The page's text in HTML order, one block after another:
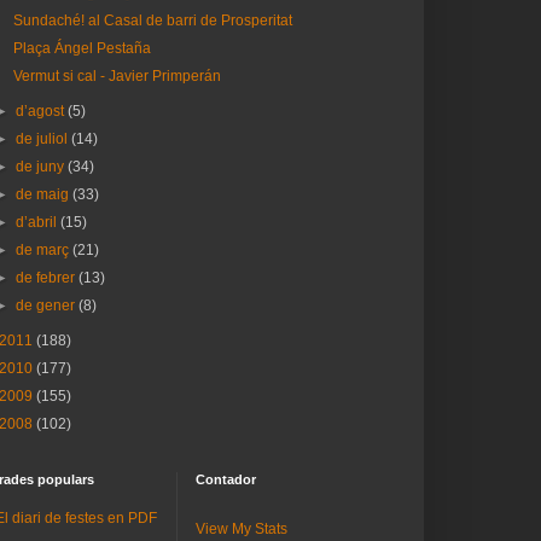
Sundaché! al Casal de barri de Prosperitat
Plaça Ángel Pestaña
Vermut si cal - Javier Primperán
d’agost(5)
de juliol(14)
de juny(34)
de maig(33)
d’abril(15)
de març(21)
de febrer(13)
de gener(8)
2011 (188)
2010 (177)
2009 (155)
2008 (102)
populars
diari de festes en PDF
Contador
View My Stats